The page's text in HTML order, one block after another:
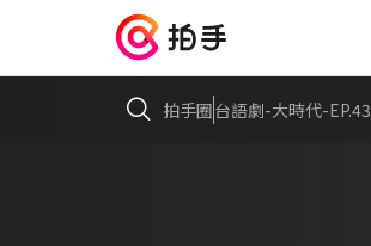
拍手圈台語劇-大時代-EP.43